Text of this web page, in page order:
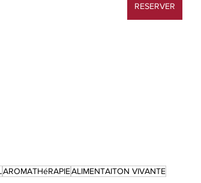
RESERVER
AROMATHéRAPIEALIMENTAITON VIVANTE